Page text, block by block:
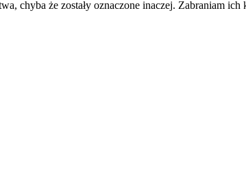
chyba że zostały oznaczone inaczej. Zabraniam